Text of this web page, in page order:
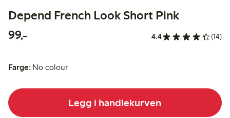
Depend French Look Short Pink
99,-99,00 kr 4.4 (14)
Farge: No colour
Legg i handlekurven